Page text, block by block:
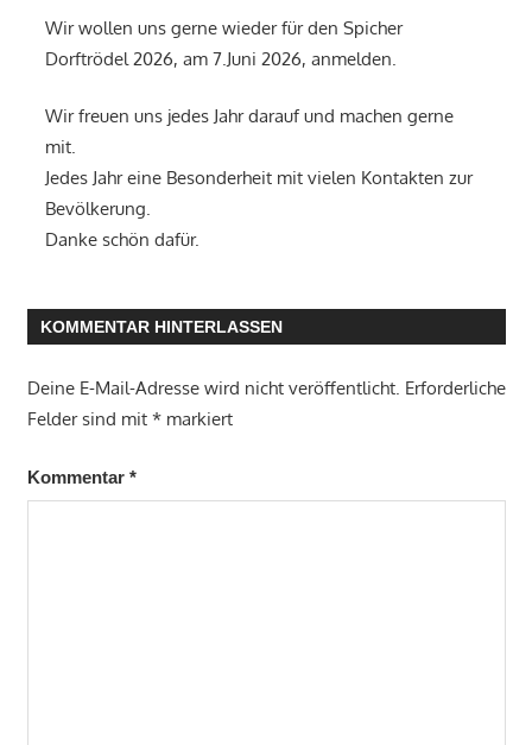
Wir wollen uns gerne wieder für den Spicher
Dorftrödel 2026, am 7.Juni 2026, anmelden.
Wir freuen uns jedes Jahr darauf und machen gerne
mit.
Jedes Jahr eine Besonderheit mit vielen Kontakten zur
Bevölkerung.
Danke schön dafür.
KOMMENTAR HINTERLASSEN
Deine E-Mail-Adresse wird nicht veröffentlicht. Erforderliche
Felder sind mit *markiert
Kommentar *